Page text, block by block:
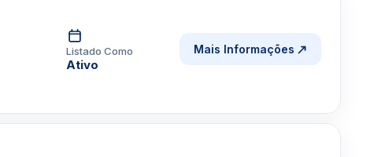
Listado Como
Ativo
Mais Informações